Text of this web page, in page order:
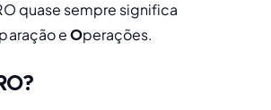
quase sempre significa
e Operações.